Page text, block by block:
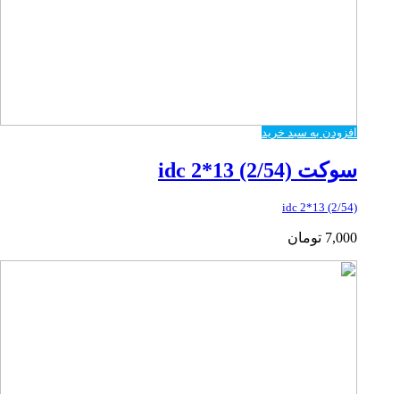
افزودن به سبد خرید
سوکت idc 2*13 (2/54)
idc 2*13 (2/54)
7,000 تومان